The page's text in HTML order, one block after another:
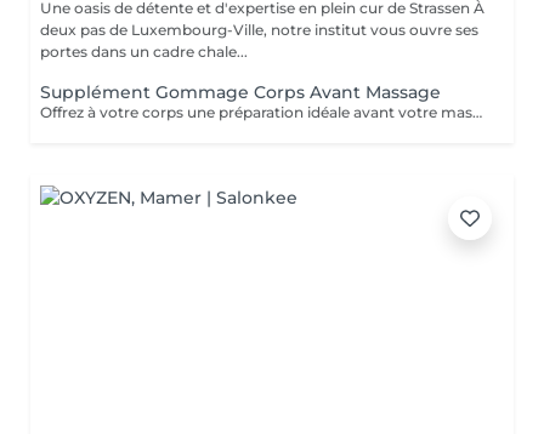
Une oasis de détente et d'expertise en plein cur de Strassen À
deux pas de Luxembourg-Ville, notre institut vous ouvre ses
portes dans un cadre chale...
Supplément Gommage Corps Avant Massage
Offrez à votre corps une préparation idéale avant votre massage grâce à notre gommage corps exfoliant. Ce soin permet d'éliminer en douceur les cellules mortes, d'affiner le grain de peau et de stimuler la circulation, afin de maximiser les bienfaits du massage. La peau est plus lisse, plus douce et absorbe mieux les huiles et actifs utilisés pendant le massage.